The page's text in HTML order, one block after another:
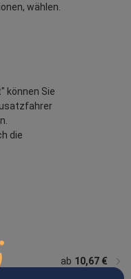
wählen.
können Sie
die
ab 10,67 €